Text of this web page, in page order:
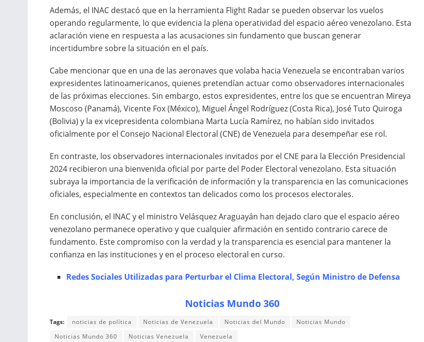
Además, el INAC destacó que en la herramienta Flight Radar se pueden observar los vuelos
operando regularmente, lo que evidencia la plena operatividad del espacio aéreo venezolano. Esta
aclaración viene en respuesta a las acusaciones sin fundamento que buscan generar
incertidumbre sobre la situación en el país.
Cabe mencionar que en una de las aeronaves que volaba hacia Venezuela se encontraban varios
expresidentes latinoamericanos, quienes pretendían actuar como observadores internacionales
de las próximas elecciones. Sin embargo, estos expresidentes, entre los que se encuentran Mireya
Moscoso (Panamá), Vicente Fox (México), Miguel Ángel Rodríguez (Costa Rica), José Tuto Quiroga
(Bolivia) y la ex vicepresidenta colombiana Marta Lucía Ramírez, no habían sido invitados
oficialmente por el Consejo Nacional Electoral (CNE) de Venezuela para desempeñar ese rol.
En contraste, los observadores internacionales invitados por el CNE para la Elección Presidencial
2024 recibieron una bienvenida oficial por parte del Poder Electoral venezolano. Esta situación
subraya la importancia de la verificación de información y la transparencia en las comunicaciones
oficiales, especialmente en contextos tan delicados como los procesos electorales.
En conclusión, el INAC y el ministro Velásquez Araguayán han dejado claro que el espacio aéreo
venezolano permanece operativo y que cualquier afirmación en sentido contrario carece de
fundamento. Este compromiso con la verdad y la transparencia es esencial para mantener la
confianza en las instituciones y en el proceso electoral en curso.
Redes Sociales Utilizadas para Perturbar el Clima Electoral, Según Ministro de Defensa
Noticias Mundo 360
Tags: noticias de política Noticias de Venezuela Noticias del Mundo
Noticias Mundo
Noticias Mundo 360
Noticias Venezuela Venezuela